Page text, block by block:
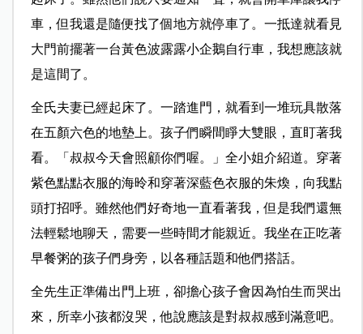
車，但我還是隨便找了個地方就停車了。一抵達就看見
大門前擺著一台黃色波露露小企鵝自行車，我想應該就
是這間了。
全氏夫妻已經起床了。一踏進門，就看到一堆玩具散落
在五顏六色的地墊上。孩子們瞬間睜大雙眼，直盯著我
看。「叔叔今天會照顧你們喔。」全小姐介紹道。穿著
紫色點點衣服的海昤和穿著深藍色衣服的朱煥，向我點
頭打招呼。雖然他們好奇地一直看著我，但是我們還無
法輕鬆地聊天，需要一些時間才能親近。我坐在正吃著
早餐粥的孩子們身旁，以各種話題和他們搭話。
全先生正準備出門上班，卻擔心孩子會因為怕生而哭出
來，所幸小孩都沒哭，他說應該是對叔叔感到滿意吧。